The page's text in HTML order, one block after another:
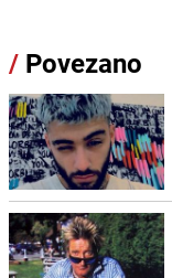
/ Povezano